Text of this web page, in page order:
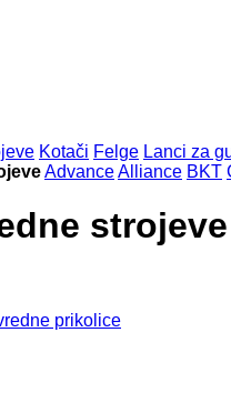
Kotači Felge Lanci za
AdvanceAlliance BKT
strojeve
prikolice